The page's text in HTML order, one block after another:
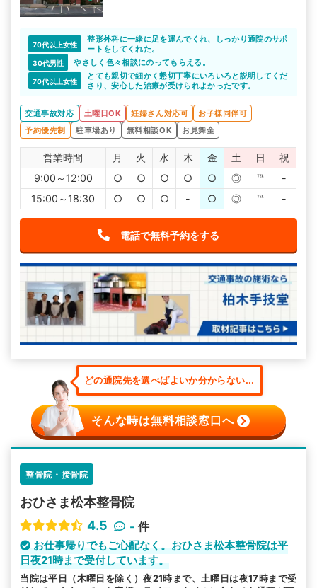
70代以上女性
整形外科に一緒に足を運んでくれ、しっかり通院のサポ
ートをしてくれた。
30代男性 やさしく色々相談にのってもらえる。
70代以上女性
とても親切で細かく懇切丁寧にいろいろと説明してくだ
さり、安心した治療が受けられよかったです。
交通事故対応 土曜日OK 妊婦さん対応可
お子様同伴可
予約優先制
駐車場あり 無料相談OK お見舞金
営業時間 月 火 水 木 金 土 日
祝
9:00～12:00
○ ○ ○ ○ ○ ◎ ℡
-
15:00～18:30
○ ○ ○ - ○ ◎ ℡ -
電話で無料予約をする
どの通院先を選べばよいか分からない...
そんな時は無料相談窓口へ
整骨院・接骨院
おひさま松本整骨院
4.5
- 件
お仕事帰りでもご心配なく。おひさま松本整骨院は平
日夜21時まで受付しています。
当院は平日（木曜日を除く）夜21時まで、土曜日は夜17時まで受